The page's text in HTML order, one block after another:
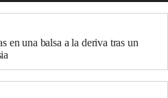
en una balsa a la deriva tras un